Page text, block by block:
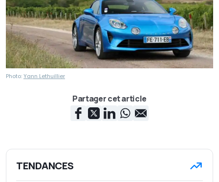
Photo:Yann Lethuillier
Partager cet article
TENDANCES